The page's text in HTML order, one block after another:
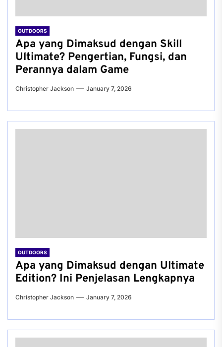
OUTDOORS
Apa yang Dimaksud dengan Skill
Ultimate? Pengertian, Fungsi, dan
Perannya dalam Game
Christopher Jackson January 7, 2026
OUTDOORS
Apa yang Dimaksud dengan Ultimate
Edition? Ini Penjelasan Lengkapnya
Christopher Jackson January 7, 2026